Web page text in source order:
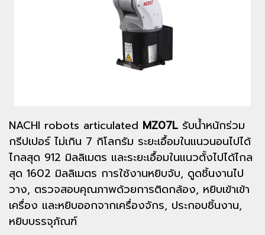
NACHI robots articulated MZ07L รับน้ำหนักร่วม
กรีปเปอร์ ไม่เกิน 7 กิโลกรัม ระยะเอื้อมในแนวนอนไปได้
ไกลสุด 912 มิลลิเมตร และระยะเอื้อมในแนวตั้งไปได้ไกล
สุด 1602 มิลลิเมตร การใช้งานหยิบจับ, ดูดชิ้นงานไป
วาง, ตรวจสอบคุณภาพด้วยการติดกล้อง, หยิบเข้าเข้า
เครื่อง และหยิบออกจากเครื่องจักร, ประกอบชิ้นงาน,
หยิบบรรจุภัณฑ์